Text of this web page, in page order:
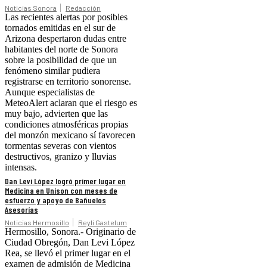
Noticias Sonora Redacción
Las recientes alertas por posibles
tornados emitidas en el sur de
Arizona despertaron dudas entre
habitantes del norte de Sonora
sobre la posibilidad de que un
fenómeno similar pudiera
registrarse en territorio sonorense.
Aunque especialistas de
MeteoAlert aclaran que el riesgo es
muy bajo, advierten que las
condiciones atmosféricas propias
del monzón mexicano sí favorecen
tormentas severas con vientos
destructivos, granizo y lluvias
intensas.
Dan Levi López logró primer lugar en
Medicina en Unison con meses de
esfuerzo y apoyo de Bañuelos
Asesorías
Noticias Hermosillo Reyli Gastelum
Hermosillo, Sonora.- Originario de
Ciudad Obregón, Dan Levi López
Rea, se llevó el primer lugar en el
examen de admisión de Medicina